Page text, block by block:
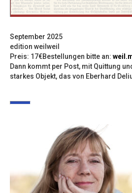
September 2025
edition weilweil
Preis: 17€Bestellungen bitte an:
Dann kommt per Post, mit Quittung
starkes Objekt, das von Eberhard